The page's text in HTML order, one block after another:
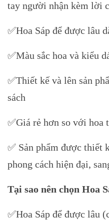
tay người nhận kèm lời
✅Hoa Sáp để được lâu
✅Màu sắc hoa và kiểu
✅Thiết kế và lên sản
sách
✅Giá rẻ hơn so với hoa
✅ Sản phẩm được thiết
phong cách hiện đại,
Tại sao nên chọn Hoa
✅Hoa Sáp để được lâu